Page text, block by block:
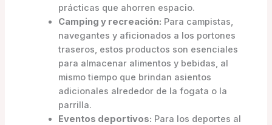
prácticas que ahorren espacio.
Camping y recreación: Para campistas,
navegantes y aficionados a los portones
traseros, estos productos son esenciales
para almacenar alimentos y bebidas, al
mismo tiempo que brindan asientos
adicionales alrededor de la fogata o la
parrilla.
Eventos deportivos: Para los deportes al